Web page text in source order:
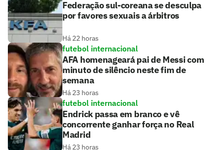
Federação sul-coreana se desculpa
por favores sexuais a árbitros
Há 22 horas
futebol internacional
AFA homenageará pai de Messi com
minuto de silêncio neste fim de
semana
Há 23 horas
futebol internacional
Endrick passa em branco e vê
concorrente ganhar força no Real
Madrid
Há 23 horas